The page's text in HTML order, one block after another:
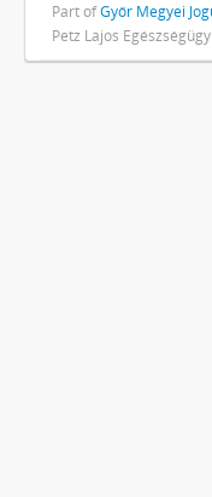
Part ofGyőr Megyei
Petz Lajos